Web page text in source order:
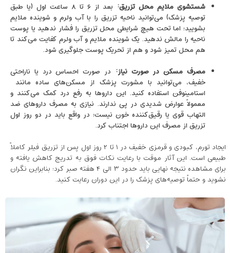
شستشوی ملایم محل تزریق:
بعد از ۶ تا ۸ ساعت اول (یا طبق
توصیه پزشک) می‌توانید ناحیه تزریق را با آب ولرم و شوینده ملایم
بشویید؛ اما تحت هیچ شرایطی محل تزریق را فشار ندهید یا پوست
ناحیه را مالش ندهید. یک شوینده ملایم و آب ولرم کفایت می‌کند تا
هم محل تمیز شود و هم از تحریک پوست جلوگیری شود.
مصرف مسکن در صورت نیاز: در صورت احساس درد یا ناراحتی
خفیف، می‌توانید با مشورت پزشک از مسکن‌های ساده مانند
استامینوفن استفاده کنید. این داروها به رفع درد کمک می‌کنند و
معمولاً عوارض شدیدی در پی ندارند. نیازی به مصرف داروهای ضد
التهاب قوی یا رقیق‌کننده خون نیست؛ در واقع باید در دو روز اول
تزریق از مصرف این داروها اجتناب کرد.
ایجاد تورم، کبودی و قرمزی خفیف در ۱ تا ۲ روز اول پس از تزریق فیلر کاملاً
طبیعی است. این آثار موقت با رعایت نکات فوق به تدریج کاهش یافته و
برای مشاهده نتیجه نهایی باید حدود ۳ الی ۴ هفته صبر کرد؛ بنابراین نگران
نشوید و حتماً توصیه‌های پزشک را در این دوران رعایت کنید.